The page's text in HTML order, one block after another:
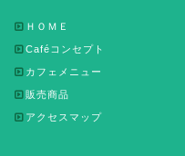
ＨＯＭＥ
Caféコンセプト
カフェメニュー
販売商品
アクセスマップ